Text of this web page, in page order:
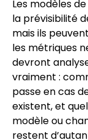
Les modèles
la prévisibilité
mais ils
les métriques
devront
vraiment :
passe en cas
existent, et
modèle ou
restent